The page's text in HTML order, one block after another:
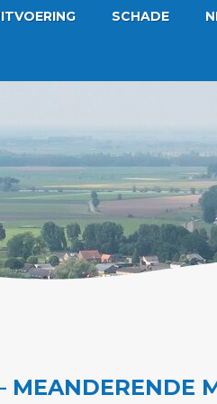
SCHADE
MEANDERENDE